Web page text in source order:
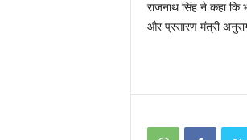
राजनाथ सिंह ने कहा कि
और प्रसारण मंत्री